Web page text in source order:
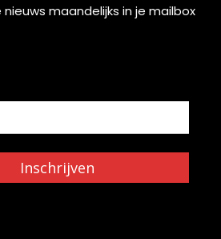
maandelijks in je mailbox
Inschrijven